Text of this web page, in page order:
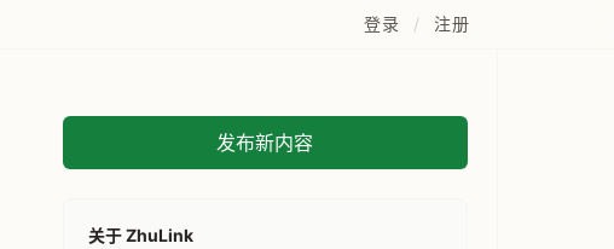
登录 / 注册
发布新内容
关于 ZhuLink